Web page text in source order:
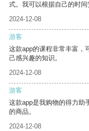
式。我可以根据自己的时间
2024-12-08
游客
这款app的课程非常丰富，
己感兴趣的知识。
2024-12-08
游客
这款app是我购物的得力助
的商品。
2024-12-08